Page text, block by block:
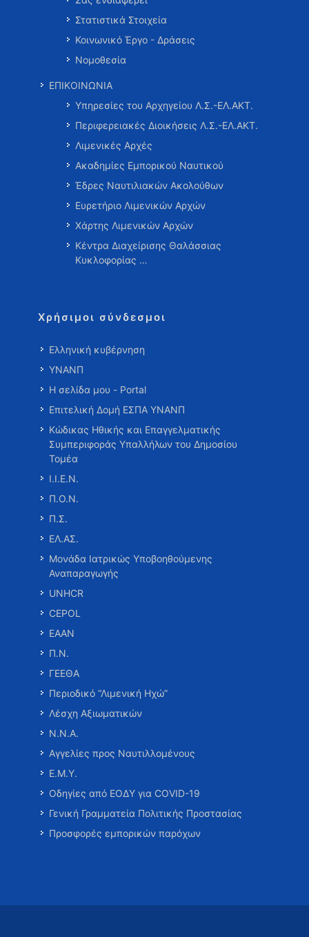
Στατιστικά Στοιχεία
Κοινωνικό Έργο - Δράσεις
Νομοθεσία
ΕΠΙΚΟΙΝΩΝΙΑ
Υπηρεσίες του Αρχηγείου Λ.Σ.-ΕΛ.ΑΚΤ.
Περιφερειακές Διοικήσεις Λ.Σ.-ΕΛ.ΑΚΤ.
Λιμενικές Αρχές
Ακαδημίες Εμπορικού Ναυτικού
Έδρες Ναυτιλιακών Ακολούθων
Ευρετήριο Λιμενικών Αρχών
Χάρτης Λιμενικών Αρχών
Κέντρα Διαχείρισης Θαλάσσιας
Κυκλοφορίας …
Χρήσιμοι σύνδεσμοι
Ελληνική κυβέρνηση
ΥΝΑΝΠ
Η σελίδα μου - Portal
Επιτελική Δομή ΕΣΠΑ ΥΝΑΝΠ
Κώδικας Ηθικής και Επαγγελματικής
Συμπεριφοράς Υπαλλήλων του Δημοσίου
Τομέα
Ι.Ι.Ε.Ν.
Π.Ο.Ν.
Π.Σ.
ΕΛ.ΑΣ.
Μονάδα Ιατρικώς Υποβοηθούμενης
Αναπαραγωγής
UNHCR
CEPOL
ΕΑΑΝ
Π.Ν.
ΓΕΕΘΑ
Περιοδικό “Λιμενική Ηχώ”
Λέσχη Αξιωματικών
Ν.Ν.Α.
Αγγελίες προς Ναυτιλλομένους
Ε.Μ.Υ.
Οδηγίες από ΕΟΔΥ για COVID-19
Γενική Γραμματεία Πολιτικής Προστασίας
Προσφορές εμπορικών παρόχων